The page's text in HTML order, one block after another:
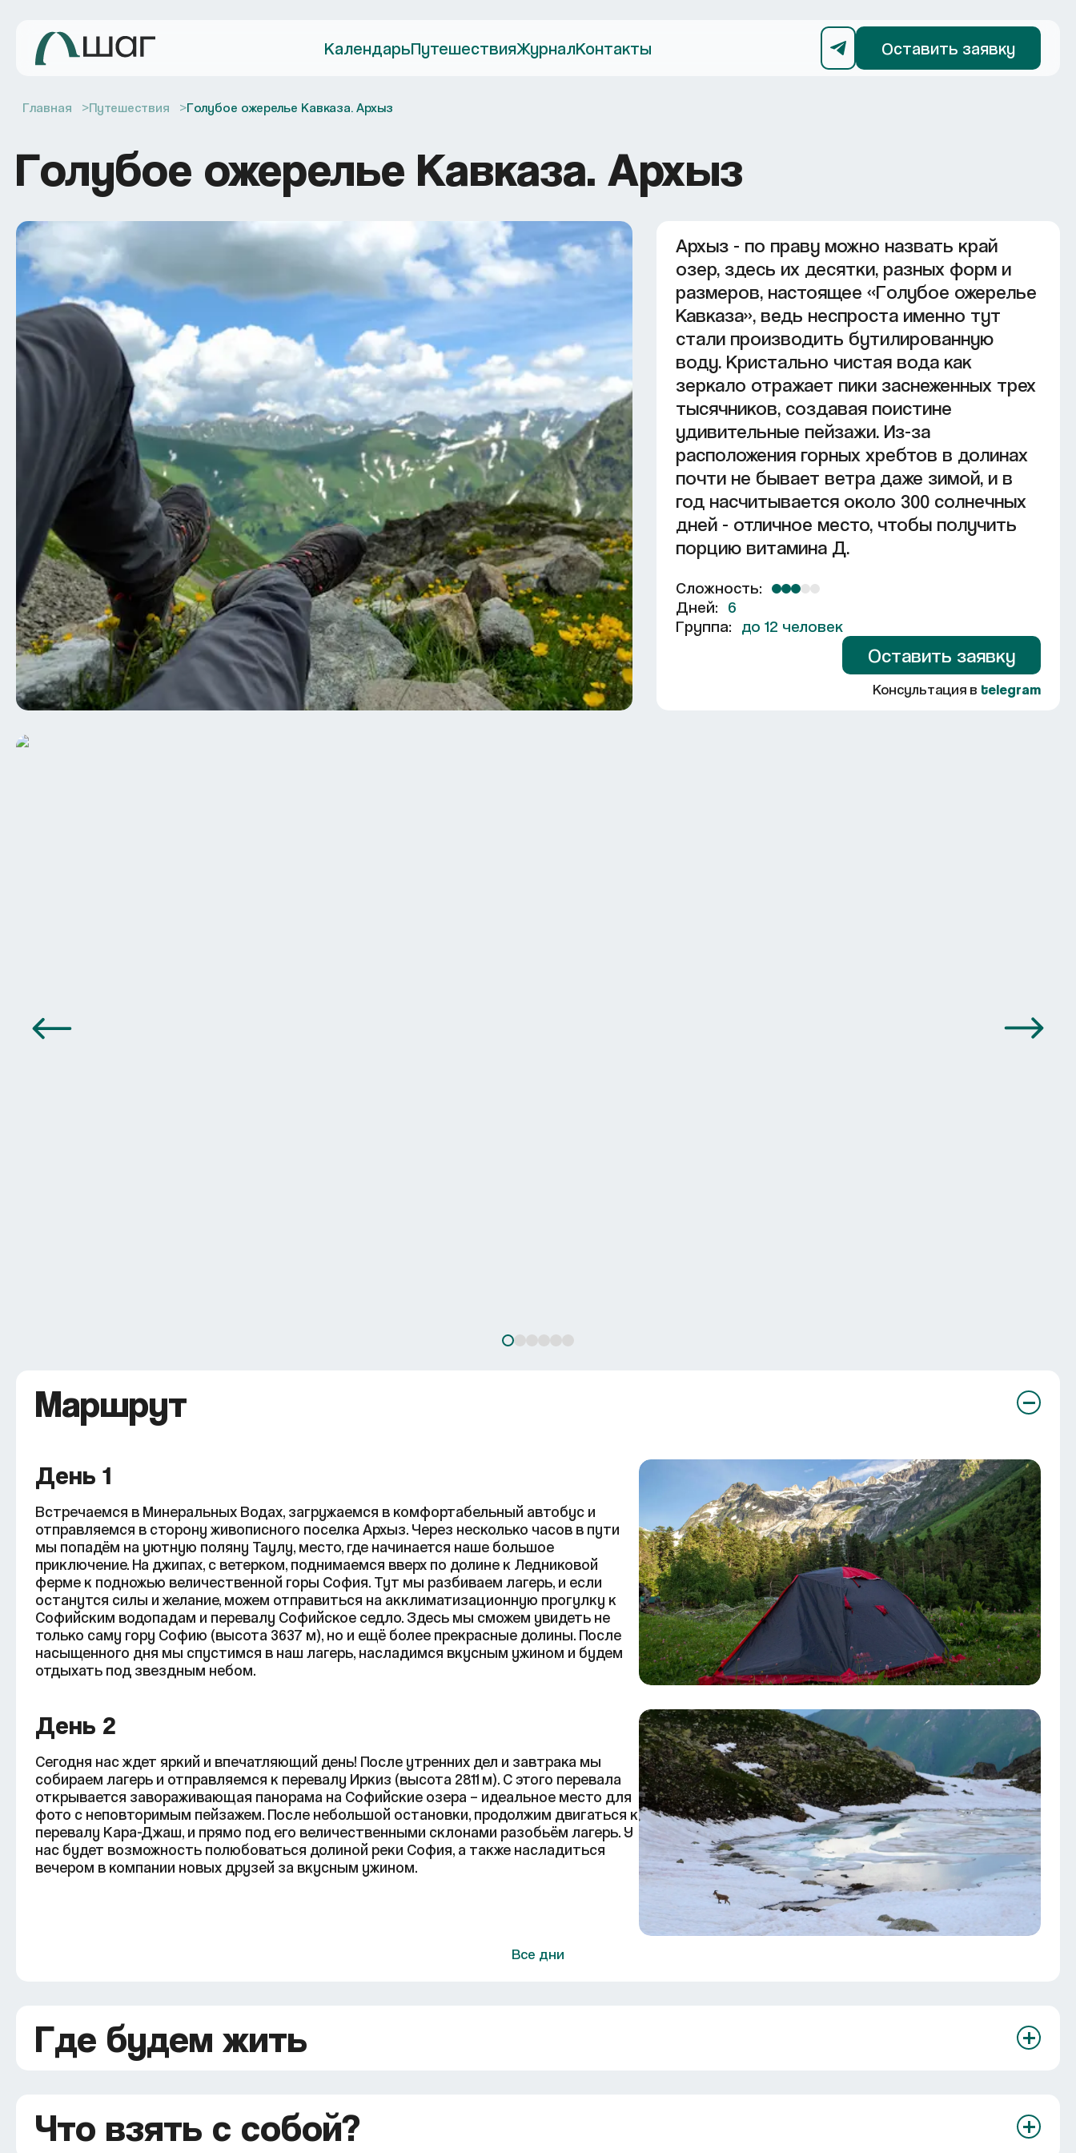
КалендарьПутешествияЖурналКонтакты Оставить заявку
Главная Путешествия Голубое ожерелье Кавказа. Архыз
Голубое ожерелье Кавказа. Архыз
Архыз - по праву можно назвать край
озер, здесь их десятки, разных форм и
размеров, настоящее «Голубое ожерелье
Кавказа», ведь неспроста именно тут
стали производить бутилированную
воду. Кристально чистая вода как
зеркало отражает пики заснеженных трех
тысячников, создавая поистине
удивительные пейзажи. Из-за
расположения горных хребтов в долинах
почти не бывает ветра даже зимой, и в
год насчитывается около 300 солнечных
дней - отличное место, чтобы получить
порцию витамина Д.
Сложность:
Дней: 6
Группа: до12 человек
Оставить заявку
Консультация в telegram
Маршрут
День 1
Встречаемся в Минеральных Водах, загружаемся в комфортабельный автобус и
отправляемся в сторону живописного поселка Архыз. Через несколько часов в пути
мы попадём на уютную поляну Таулу, место, где начинается наше большое
приключение. На джипах, с ветерком, поднимаемся вверх по долине к Ледниковой
ферме к подножью величественной горы София. Тут мы разбиваем лагерь, и если
останутся силы и желание, можем отправиться на акклиматизационную прогулку к
Софийским водопадам и перевалу Софийское седло. Здесь мы сможем увидеть не
только саму гору Софию (высота 3637 м), но и ещё более прекрасные долины. После
насыщенного дня мы спустимся в наш лагерь, насладимся вкусным ужином и будем
отдыхать под звездным небом.
День 2
Сегодня нас ждет яркий и впечатляющий день! После утренних дел и завтрака мы
собираем лагерь и отправляемся к перевалу Иркиз (высота 2811 м). С этого перевала
открывается завораживающая панорама на Софийские озера – идеальное место для
фото с неповторимым пейзажем. После небольшой остановки, продолжим двигаться к
перевалу Кара-Джаш, и прямо под его величественными склонами разобьём лагерь. У
нас будет возможность полюбоваться долиной реки София, а также насладиться
вечером в компании новых друзей за вкусным ужином.
Все дни
Где будем жить
Что взять с собой?